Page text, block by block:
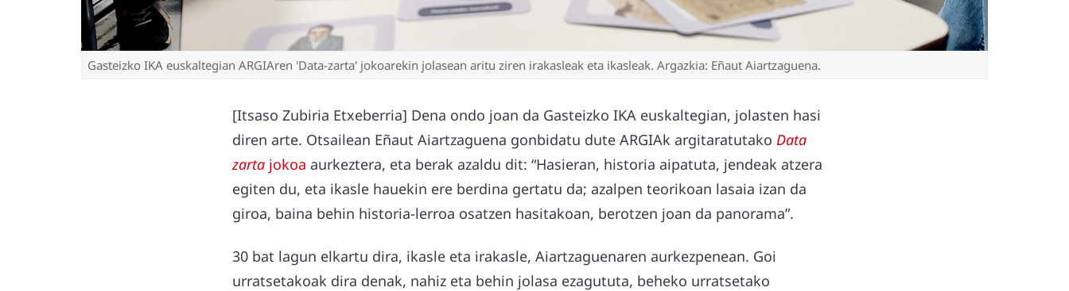
Gasteizko IKA euskaltegian ARGIAren 'Data-zarta' jokoarekin jolasean aritu ziren irakasleak eta ikasleak. Argazkia: Eñaut Aiartzaguena.
[Itsaso Zubiria Etxeberria] Dena ondo joan da Gasteizko IKA euskaltegian, jolasten hasi
diren arte. Otsailean Eñaut Aiartzaguena gonbidatu dute ARGIAk argitaratutako Data
zarta jokoa aurkeztera, eta berak azaldu dit: “Hasieran, historia aipatuta, jendeak atzera
egiten du, eta ikasle hauekin ere berdina gertatu da; azalpen teorikoan lasaia izan da
giroa, baina behin historia-lerroa osatzen hasitakoan, berotzen joan da panorama”.
30 bat lagun elkartu dira, ikasle eta irakasle, Aiartzaguenaren aurkezpenean. Goi
urratsetakoak dira denak, nahiz eta behin jolasa ezagututa, beheko urratsetako